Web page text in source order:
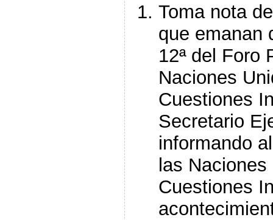
Toma nota
que emanan
12ª del Foro
Naciones
Cuestiones
Secretario
informando
las
Cuestiones